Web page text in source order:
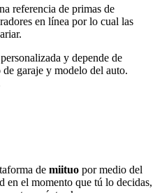
referencia de primas de
en línea por lo cual las
y depende de
garaje y modelo del auto.
de miituo por medio del
en el momento que tú lo decidas,